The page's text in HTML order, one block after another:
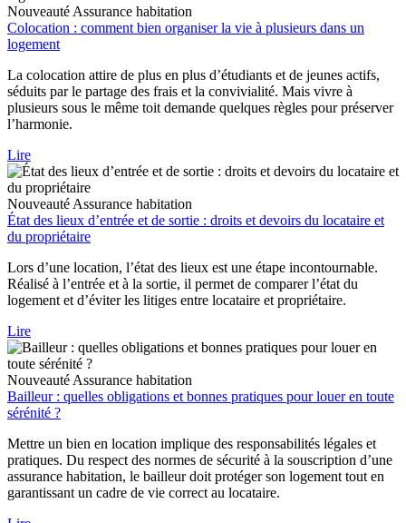
Nouveauté Assurance habitation
Colocation : comment bien organiser la vie à plusieurs dans un
logement
La colocation attire de plus en plus d’étudiants et de jeunes actifs,
séduits par le partage des frais et la convivialité. Mais vivre à
plusieurs sous le même toit demande quelques règles pour préserver
l’harmonie.
Lire
Nouveauté Assurance habitation
État des lieux d’entrée et de sortie : droits et devoirs du locataire et
du propriétaire
Lors d’une location, l’état des lieux est une étape incontournable.
Réalisé à l’entrée et à la sortie, il permet de comparer l’état du
logement et d’éviter les litiges entre locataire et propriétaire.
Lire
Nouveauté Assurance habitation
Bailleur : quelles obligations et bonnes pratiques pour louer en toute
sérénité ?
Mettre un bien en location implique des responsabilités légales et
pratiques. Du respect des normes de sécurité à la souscription d’une
assurance habitation, le bailleur doit protéger son logement tout en
garantissant un cadre de vie correct au locataire.